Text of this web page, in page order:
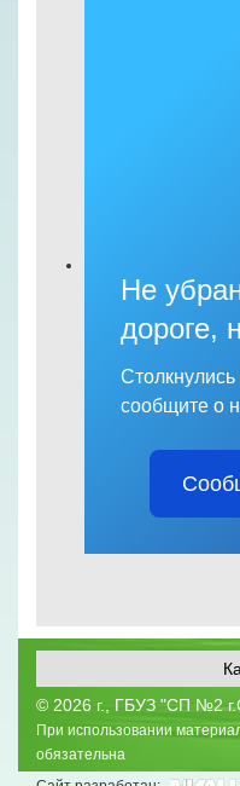
Не
дороге,
сообщите о
© 2026 г., ГБУЗ "СП №2
При использовании
обязательна